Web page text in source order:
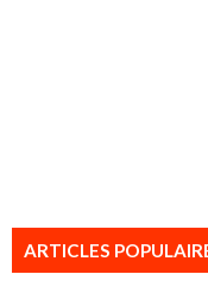
ARTICLES